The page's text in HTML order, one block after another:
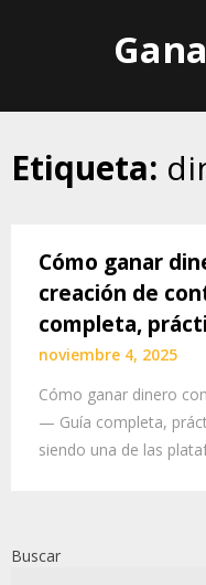
Etiqueta:
Cómo ganar
creación de
completa,
noviembre 4, 2025
Cómo ganar dinero
— Guía completa,
siendo una de las
Buscar